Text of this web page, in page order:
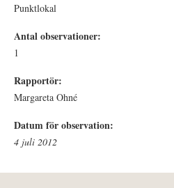
Punktlokal
Antal observationer:
1
Rapportör:
Margareta Ohné
Datum för observation:
4 juli 2012